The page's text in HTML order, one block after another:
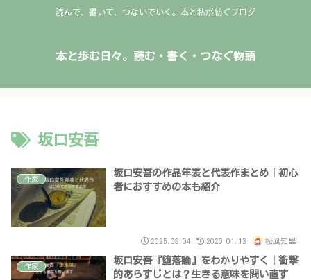
読んで、書いて、つないでいく。本と私が紡ぐブログ
本と歩む日々。読む・書く・つなぐ物語
坂口安吾
作家
坂口安吾の作品年表と代表作まとめ｜初心
者におすすめの本も紹介
2025.09.04 2026.01.13 松風知里
作家
坂口安吾『堕落論』をわかりやすく｜衝撃
的あらすじとは？生きる意味を問い直す